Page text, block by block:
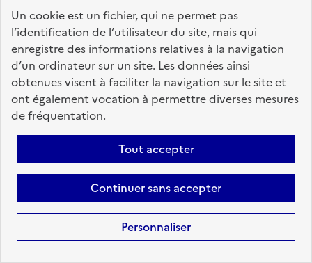
Un cookie est un fichier, qui ne permet pas
l’identification de l’utilisateur du site, mais qui
enregistre des informations relatives à la navigation
d’un ordinateur sur un site. Les données ainsi
obtenues visent à faciliter la navigation sur le site et
ont également vocation à permettre diverses mesures
de fréquentation.
Tout accepter
Continuer sans accepter
Personnaliser
Localisation :
Ain(01)
Fonction publique :
Fonction publique Territoriale
Employeur :
Communes
En ligne depuis le 04 août 2026
Ajouter aux favoris: agent d'animation et de
Précédent 1 169 170 171
172
175